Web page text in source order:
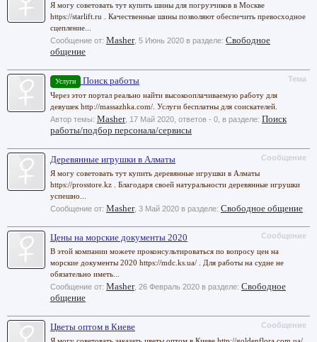
Я могу советовать тут купить шины для погрузчиков в Москве
https://starlift.ru . Качественные шины позволяют обеспечить превосходное
сцепление...
Сообщение от: Masher, 5 Июнь 2020 в разделе: Свободное
общение
Тема
Услуги Поиск работы
Через этот портал реально найти высокооплачиваемую работу для
девушек http://massazhka.com/. Услуги бесплатны для соискателей.
Автор темы: Masher, 17 Май 2020 , ответов - 0, в разделе: Поиск
работы/подбор персонала/сервисы
Сообщение
Деревянные игрушки в Алматы
Я могу советовать тут купить деревянные игрушки в Алматы
https://prosstore.kz . Благодаря своей натуральности деревянные игрушки
успешно...
Сообщение от: Masher, 3 Май 2020 в разделе: Свободное общение
Сообщение
Цены на морские документы 2020
В этой компании можете проконсультироваться по вопросу цен на
морские документы 2020 https://mdc.ks.ua/ . Для работы на судне не
обязательно иметь...
Сообщение от: Masher, 26 Февраль 2020 в разделе: Свободное
общение
Сообщение
Цветы оптом в Киеве